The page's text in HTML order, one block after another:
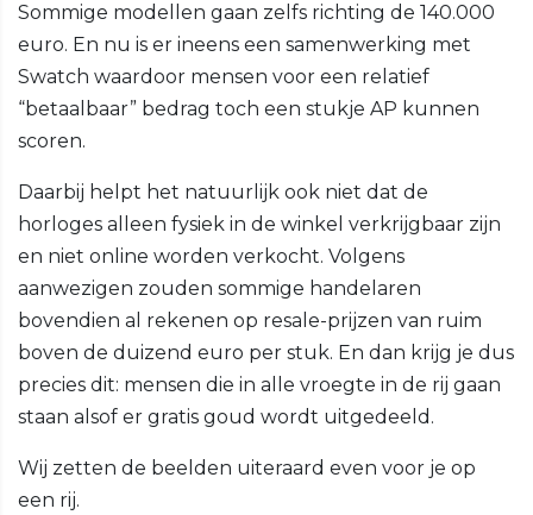
Sommige modellen gaan zelfs richting de 140.000
euro. En nu is er ineens een samenwerking met
Swatch waardoor mensen voor een relatief
“betaalbaar” bedrag toch een stukje AP kunnen
scoren.
Daarbij helpt het natuurlijk ook niet dat de
horloges alleen fysiek in de winkel verkrijgbaar zijn
en niet online worden verkocht. Volgens
aanwezigen zouden sommige handelaren
bovendien al rekenen op resale-prijzen van ruim
boven de duizend euro per stuk. En dan krijg je dus
precies dit: mensen die in alle vroegte in de rij gaan
staan alsof er gratis goud wordt uitgedeeld.
Wij zetten de beelden uiteraard even voor je op
een rij.